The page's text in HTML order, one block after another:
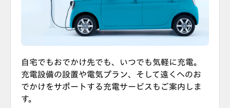
自宅でもおでかけ先でも、いつでも気軽に充電。
充電設備の設置や電気プラン、そして遠くへのお
でかけをサポートする充電サービスもご案内しま
す。